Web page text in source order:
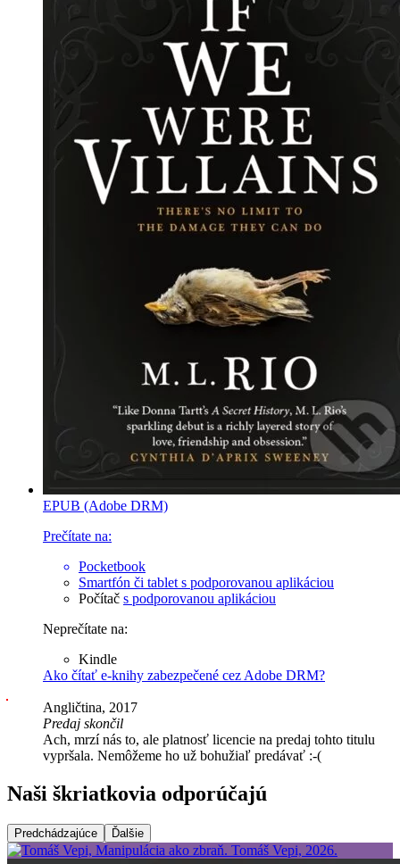
EPUB (Adobe DRM)
Prečítate na:
Pocketbook
Smartfón či tablet s podporovanou aplikáciou
Počítač s podporovanou aplikáciou
Neprečítate na:
Kindle
Ako čítať e-knihy zabezpečené cez Adobe DRM?
Angličtina, 2017
Predaj skončil
Ach, mrzí nás to, ale platnosť licencie na predaj tohto titulu
vypršala. Nemôžeme ho už bohužiaľ predávať :-(
Naši škriatkovia odporúčajú
Predchádzajúce Ďalšie